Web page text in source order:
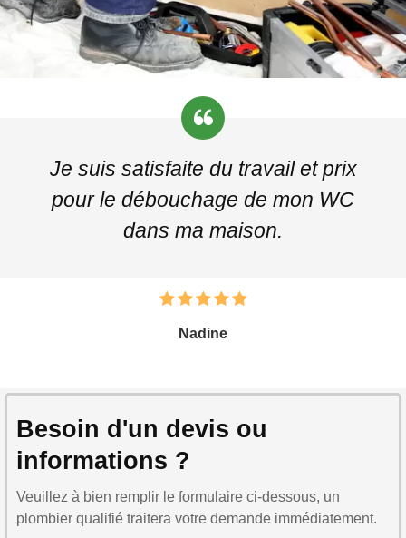
Je suis satisfaite du travail et prix
pour le débouchage de mon WC
dans ma maison.
Nadine
Besoin d'un devis ou
informations ?
Veuillez à bien remplir le formulaire ci-dessous, un
plombier qualifié traitera votre demande immédiatement.